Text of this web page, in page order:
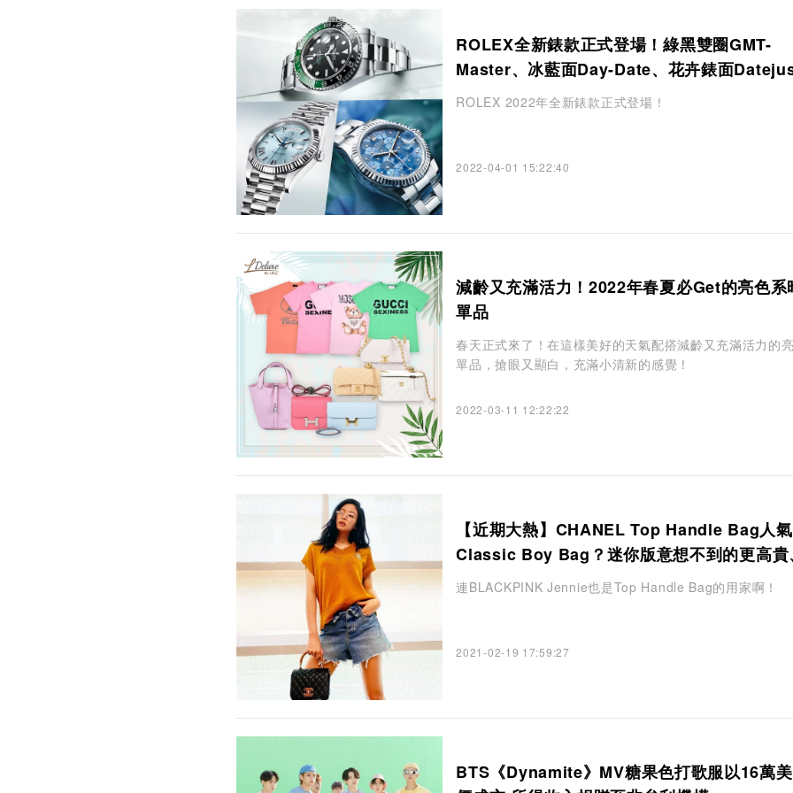
ROLEX全新錶款正式登場！綠黑雙圈GMT-
Master、冰藍面Day-Date、花卉錶面
矚目焦點
ROLEX 2022年全新錶款正式登場！
2022-04-01 15:22:40
減齡又充滿活力！2022年春夏必Get的亮色系
單品
春天正式來了！在這樣美好的天氣配搭減齡又充滿活力的
單品，搶眼又顯白，充滿小清新的感覺！
2022-03-11 12:22:22
【近期大熱】CHANEL Top Handle Bag人
Classic Boy Bag？迷你版意想不到的更高貴
緻
連BLACKPINK Jennie也是Top Handle Bag的用家啊！
2021-02-19 17:59:27
BTS《Dynamite》MV糖果色打歌服以16萬